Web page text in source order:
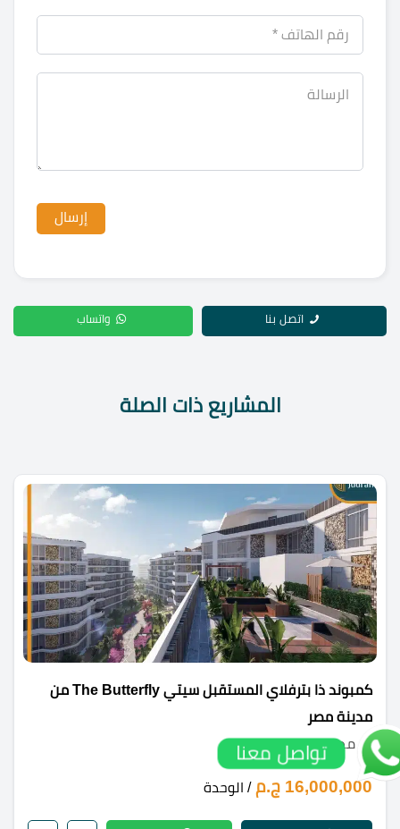
اتصل بنا واتساب
المشاريع ذات الصلة
كمبوند ذا بترفلاي المستقبل سيتي The Butterfly من
مدينة مصر
مدينة المستقبل
16,000,000 ج.م / الوحدة
تواصل معنا